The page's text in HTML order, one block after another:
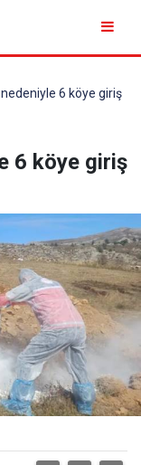
nedeniyle 6 köye giriş
6 köye giriş